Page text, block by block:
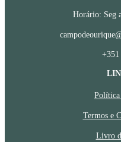
Política
Termos e
Livro
Horário: Seg
+351